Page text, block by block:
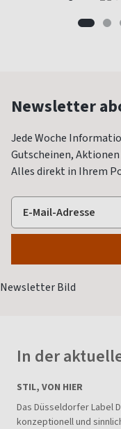
Newsletter
Jede Woche
Gutscheinen,
Alles direkt in Ihrem
In der
STIL, VON HIER
Das Düsseldorfer Label
konzeptionell und